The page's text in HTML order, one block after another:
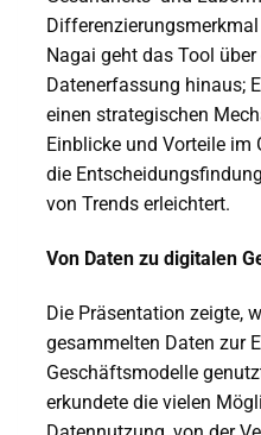
Nagai geht das Tool
Datenerfassung hinaus;
einen strategischen
Einblicke und Vorteile
die
von Trends erleichtert.
Von Daten zu digitalen
Die Präsentation zeigte,
gesammelten Daten zur
Geschäftsmodelle
erkundete die vielen